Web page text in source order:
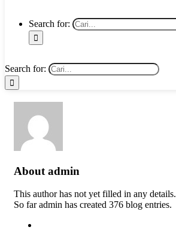
Search for:
Search for:
About admin
This author has not yet filled in any details.
So far admin has created 376 blog entries.